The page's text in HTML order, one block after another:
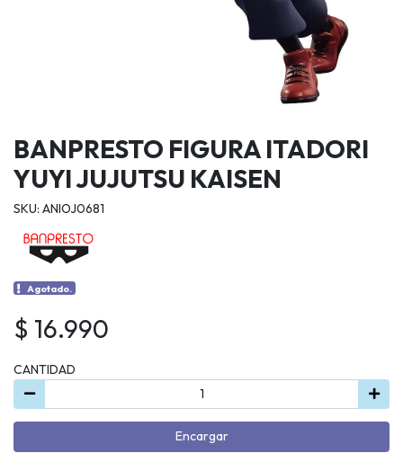
BANPRESTO FIGURA ITADORI
YUYI JUJUTSU KAISEN
SKU: ANIOJ0681
Agotado.
$ 16.990
CANTIDAD
Encargar